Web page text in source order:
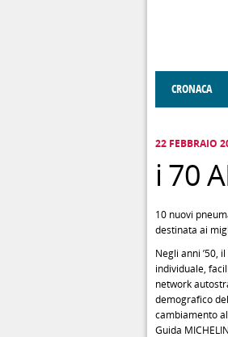
CRONACA
22 FEBBRAIO
i 70
10 nuovi
destinata ai
Negli anni ’50,
individuale,
network
demografico
cambiamento
Guida